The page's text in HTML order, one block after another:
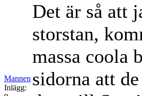
Mannen
Inlägg:
Det är så att
storstan,
massa coola
sidorna att